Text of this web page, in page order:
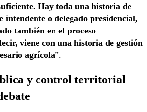
Hay toda una historia de
intendente o delegado presidencial,
también en el proceso
viene con una historia de gestión
agrícola”.
y control territorial